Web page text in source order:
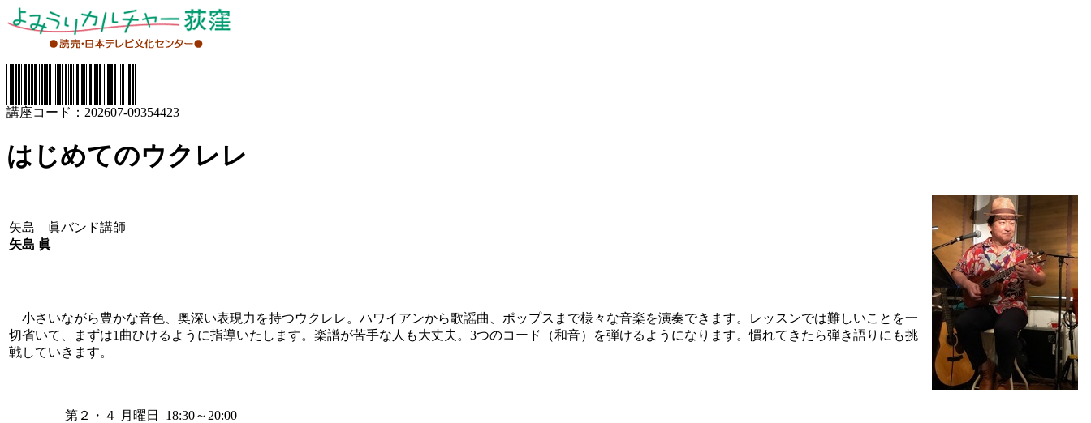
講座コード：202607-09354423
はじめてのウクレレ
矢島 眞バンド講師
矢島 眞
小さいながら豊かな音色、奥深い表現力を持つウクレレ。ハワイアンから歌謡曲、ポップスまで様々な音楽を演奏できます。レッスンでは難しいことを一
切省いて、まずは1曲ひけるように指導いたします。楽譜が苦手な人も大丈夫。3つのコード（和音）を弾けるようになります。慣れてきたら弾き語りにも挑
戦していきます。
第２・４ 月曜日 18:30～20:00